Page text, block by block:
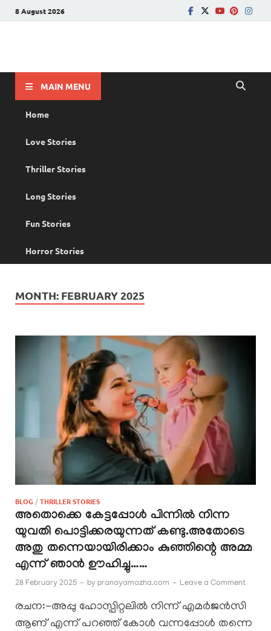
8 August 2026
MAIN MENU
Home
Love Stories
Thriller Stories
Long Stories
Fun Stories
Horror Stories
MONTH: FEBRUARY 2025
BLOG /THRILLER STORIES
അതൊക്കെ കേട്ടപ്പോൾ പിന്നിൽ നിന്ന
യുവതി പൊട്ടിക്കരയുന്നത് കണ്ടു.അതോടെ
അതു തന്നെയായിരിക്കാം കുഞ്ഞിന്റെ അമ്മ
എന്ന് ഞാൻ ഊഹിച്ചു……
28 February 2025 - by pranayamazha.com - Leave a Comment
രചന:-അപ്പു ഹോസ്പിറ്റലിൽ നിന്ന് എമർജൻസി
ആണ് എന്ന് പറഞ്ഞ് കോൾ വന്നപ്പോൾ തന്നെ